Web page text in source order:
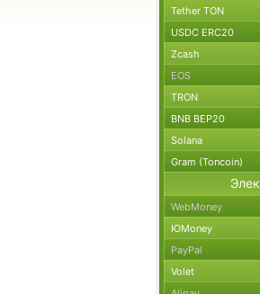
Tether TON
USDC ERC20
Zcash
EOS
TRON
BNB BEP20
Solana
Gram (Toncoin)
WebMoney
ЮMoney
PayPal
Volet